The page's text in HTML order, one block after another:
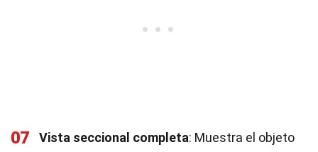
07 Vista seccional completa: Muestra el objeto